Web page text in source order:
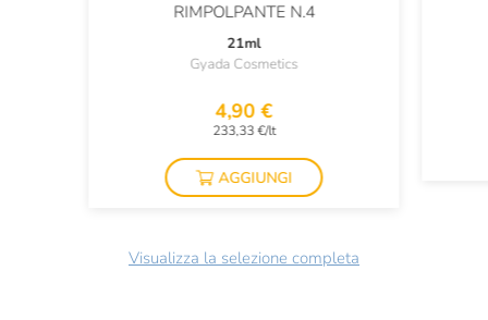
RIMPOLPANTE N.4
21ml
Gyada Cosmetics
4,90 €
233,33 €/lt
AGGIUNGI
Visualizza la selezione completa